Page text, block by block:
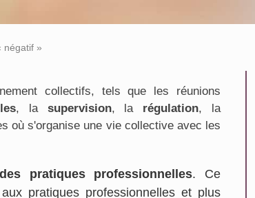
négatif »
collectifs, tels que les réunions
, lasupervision, larégulation, la
où s'organise une vie collective avec les
pratiques professionnelles. Ce
pratiques professionnelles et plus